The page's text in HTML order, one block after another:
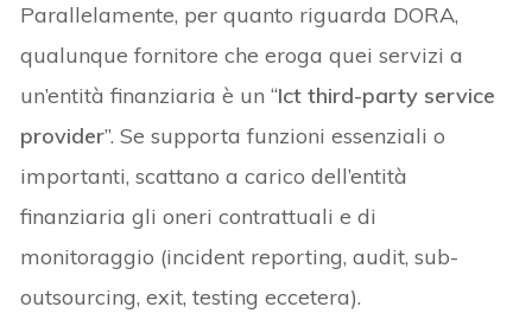
Parallelamente, per quanto riguarda DORA,
qualunque fornitore che eroga quei servizi a
un’entità finanziaria è un “Ict third-party service
provider”. Se supporta funzioni essenziali o
importanti, scattano a carico dell’entità
finanziaria gli oneri contrattuali e di
monitoraggio (incident reporting, audit, sub-
outsourcing, exit, testing eccetera).